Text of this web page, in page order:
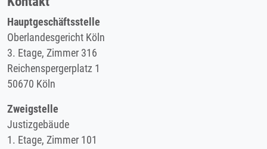
Hauptgeschäftsstelle
Oberlandesgericht Köln
3. Etage, Zimmer 316
Reichenspergerplatz 1
50670 Köln
Zweigstelle
Justizgebäude
1. Etage, Zimmer 101